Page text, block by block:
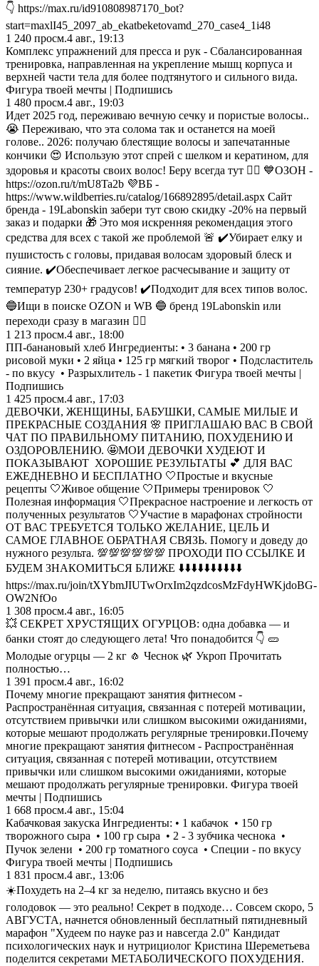
👇 https://max.ru/id910808987170_bot?
start=maxlI45_2097_ab_ekatbeketovamd_270_case4_1i48
1 240 просм.4 авг., 19:13
Комплекс упражнений для пресса и рук - Сбалансированная
тренировка, направленная на укрепление мышц корпуса и
верхней части тела для более подтянутого и сильного вида.
Фигура твоей мечты | Подпишись
1 480 просм.4 авг., 19:03
Идет 2025 год, переживаю вечную сечку и пористые волосы..
😭 Переживаю, что эта солома так и останется на моей
голове.. 2026: получаю блестящие волосы и запечатанные
кончики 😍 Использую этот спрей с шелком и кератином, для
здоровья и красоты своих волос! Беру всегда тут 👇🏼 💙ОЗОН -
https://ozon.ru/t/mU8Ta2b 💜ВБ -
https://www.wildberries.ru/catalog/166892895/detail.aspx Сайт
бренда - 19Labonskin забери тут свою скидку -20% на первый
заказ и подарки 🎁 Это моя искренняя рекомендация этого
средства для всех с такой же проблемой 🚨 ✔️Убирает елку и
пушистость с головы, придавая волосам здоровый блеск и
сияние. ✔️Обеспечивает легкое расчесывание и защиту от
температур 230+ градусов! ✔️Подходит для всех типов волос.
🔵Ищи в поиске OZON и WB 🔵 бренд 19Labonskin или
переходи сразу в магазин 👇🏽
1 213 просм.4 авг., 18:00
ПП-банановый хлеб Ингредиенты: • 3 банана • 200 гр
рисовой муки • 2 яйца • 125 гр мягкий творог • Подсластитель
- по вкусу • Разрыхлитель - 1 пакетик Фигура твоей мечты |
Подпишись
1 425 просм.4 авг., 17:03
ДЕВОЧКИ, ЖЕНЩИНЫ, БАБУШКИ, САМЫЕ МИЛЫЕ И
ПРЕКРАСНЫЕ СОЗДАНИЯ 🌸 ПРИГЛАШАЮ ВАС В СВОЙ
ЧАТ ПО ПРАВИЛЬНОМУ ПИТАНИЮ, ПОХУДЕНИЮ И
ОЗДОРОВЛЕНИЮ. 🤩МОИ ДЕВОЧКИ ХУДЕЮТ И
ПОКАЗЫВАЮТ ХОРОШИЕ РЕЗУЛЬТАТЫ 💕 ДЛЯ ВАС
ЕЖЕДНЕВНО И БЕСПЛАТНО 🤍Простые и вкусные
рецепты 🤍Живое общение 🤍Примеры тренировок 🤍
Полезная информация 🤍Прекрасное настроение и легкость от
полученных результатов 🤍Участие в марафонах стройности
ОТ ВАС ТРЕБУЕТСЯ ТОЛЬКО ЖЕЛАНИЕ, ЦЕЛЬ И
САМОЕ ГЛАВНОЕ ОБРАТНАЯ СВЯЗЬ. Помогу и доведу до
нужного результа. 💯💯💯💯💯💯 ПРОХОДИ ПО ССЫЛКЕ И
БУДЕМ ЗНАКОМИТЬСЯ БЛИЖЕ ⬇️⬇️⬇️⬇️⬇️⬇️⬇️⬇️⬇️⬇️
https://max.ru/join/tXYbmJIUTwOrxIm2qzdcosMzFdyHWKjdoBG-
OW2NfOo
1 308 просм.4 авг., 16:05
💥 СЕКРЕТ ХРУСТЯЩИХ ОГУРЦОВ: одна добавка — и
банки стоят до следующего лета! Что понадобится 👇 🥒
Молодые огурцы — 2 кг 🧄 Чеснок 🌿 Укроп Прочитать
полностью…
1 391 просм.4 авг., 16:02
Почему многие прекращают занятия фитнесом -
Распространённая ситуация, связанная с потерей мотивации,
отсутствием привычки или слишком высокими ожиданиями,
которые мешают продолжать регулярные тренировки.Почему
многие прекращают занятия фитнесом - Распространённая
ситуация, связанная с потерей мотивации, отсутствием
привычки или слишком высокими ожиданиями, которые
мешают продолжать регулярные тренировки. Фигура твоей
мечты | Подпишись
1 668 просм.4 авг., 15:04
Кабачковая закуска Ингредиенты: • 1 кабачок • 150 гр
творожного сыра • 100 гр сыра • 2 - 3 зубчика чеснока •
Пучок зелени • 200 гр томатного соуса • Специи - по вкусу ⠀
Фигура твоей мечты | Подпишись
1 831 просм.4 авг., 13:06
☀️Похудеть на 2–4 кг за неделю, питаясь вкусно и без
голодовок — это реально! Секрет в подходе… Cовсем скоро, 5
АВГУСТА, начнется обновленный бесплатный пятидневный
марафон "Худеем по науке раз и навсегда 2.0" Кандидат
психологических наук и нутрициолог Кристина Шереметьева
поделится секретами МЕТАБОЛИЧЕСКОГО ПОХУДЕНИЯ.